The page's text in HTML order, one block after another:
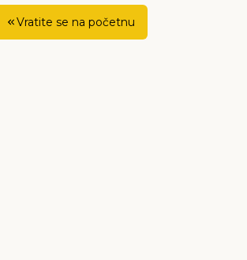
Vratite se na početnu